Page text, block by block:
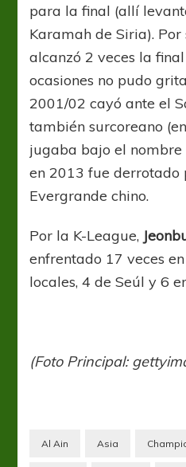
para la final (allí
Karamah de Siria). Por
alcanzó 2 veces la
ocasiones no pudo
2001/02 cayó ante el
también surcoreano
jugaba bajo el nombre
en 2013 fue derrotado
Evergrande chino.
Por la K-League,
enfrentado 17 veces
locales, 4 de Seúl y 6
(Foto Principal:
Al Ain Asia